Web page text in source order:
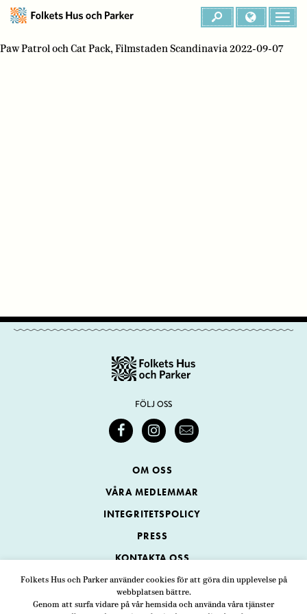
Folkets Hus och Parker använder cookies för att göra din upplevelse på
webbplatsen bättre.
Genom att surfa vidare på vår hemsida och använda våra tjänster
Paw Patrol och Cat Pack, Filmstaden Scandinavia 2022-09-07
FÖLJ OSS
OM OSS
VÅRA MEDLEMMAR
INTEGRITETSPOLICY
PRESS
KONTAKTA OSS
Folkets Hus och Parker